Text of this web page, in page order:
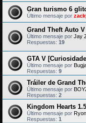
Gran turismo 6
Último mensaje por
Grand Theft Auto
Último mensaje por Jay
Respuestas: 19
GTA V
Último mensaje por
Respuestas: 9
Tráiler de Grand
Último mensaje por
Respuestas: 2
Kingdom Hearts
Último mensaje por
Respuestas: 1